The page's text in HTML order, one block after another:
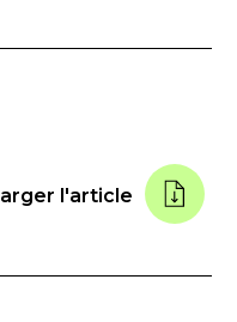
l'article